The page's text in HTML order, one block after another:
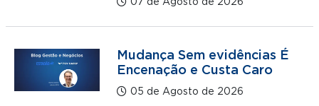
07 de Agosto de 2026
Mudança Sem evidências É
Encenação e Custa Caro
05 de Agosto de 2026